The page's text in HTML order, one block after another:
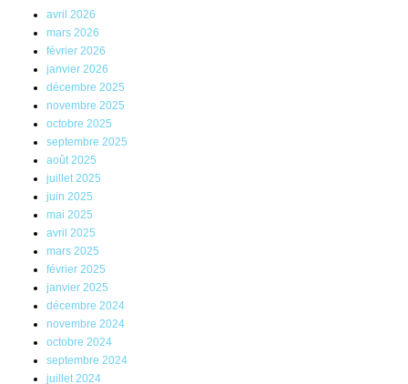
avril 2026
mars 2026
février 2026
janvier 2026
décembre 2025
novembre 2025
octobre 2025
septembre 2025
août 2025
juillet 2025
juin 2025
mai 2025
avril 2025
mars 2025
février 2025
janvier 2025
décembre 2024
novembre 2024
octobre 2024
septembre 2024
juillet 2024